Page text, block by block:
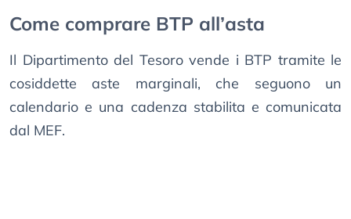
Come comprare BTP all’asta
Il Dipartimento del Tesoro vende i BTP tramite le
cosiddette aste marginali, che seguono un
calendario e una cadenza stabilita e comunicata
dal MEF.